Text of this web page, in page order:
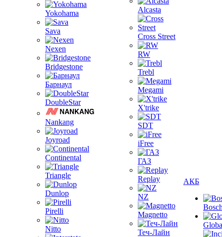
Yokohama
Sava
Nexen
Bridgestone
Барнаул
DoubleStar
Nankang
Joyroad
Continental
Triangle
Dunlop
Pirelli
Nitto
Alcasta
Cross Street
RW
Trebl
Megami
X'trike
SDT
iFree
ГАЗ
Replay
NZ
Magnetto
Теч-Лайн
АКБ